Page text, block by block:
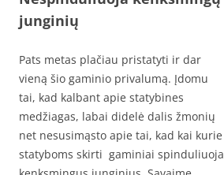
junginių
Pats metas plačiau pristatyti ir dar
vieną šio gaminio privalumą. Įdomu
tai, kad kalbant apie statybines
medžiagas, labai didelė dalis žmonių
net nesusimąsto apie tai, kad kai kurie
statyboms skirti gaminiai spinduliuoja